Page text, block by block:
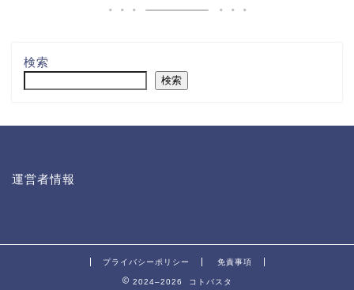
検索
検索
運営者情報
プライバシーポリシー 免責事項
2024–2026 コトバスタ